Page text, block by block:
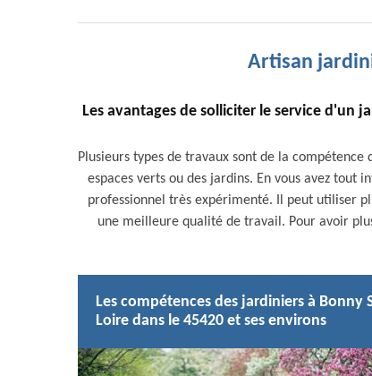
Artisan
Les avantages de solliciter le service d'un
Plusieurs types de travaux sont de la
espaces verts ou des jardins. En vous avez
professionnel très expérimenté. Il peut utiliser
une meilleure qualité de travail. Pour avoir
Les compétences des jardiniers à Bonny
Loire dans le 45420 et ses environs